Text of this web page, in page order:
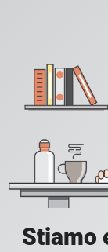
Stiamo